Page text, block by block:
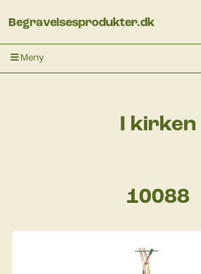
Begravelsesprodukter.dk
Meny
I kirken
10088